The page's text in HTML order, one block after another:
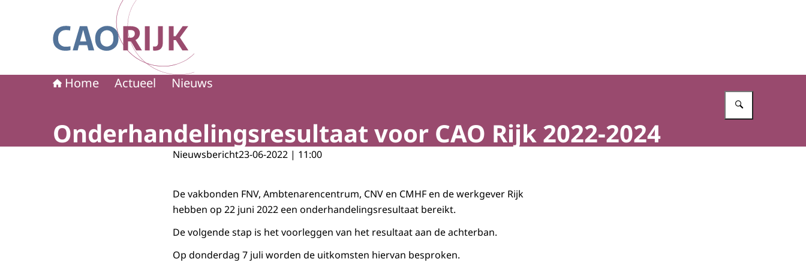
Naar de homepage van CAO Rijk
Home Actueel Nieuws
Onderhandelingsresultaat voor CAO Rijk 2022-2024
Nieuwsbericht23-06-2022 | 11:00
De vakbonden FNV, Ambtenarencentrum, CNV en CMHF en de werkgever Rijk
hebben op 22 juni 2022 een onderhandelingsresultaat bereikt.
De volgende stap is het voorleggen van het resultaat aan de achterban.
Op donderdag 7 juli worden de uitkomsten hiervan besproken.